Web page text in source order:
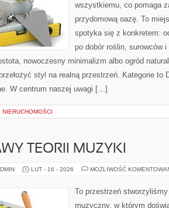
wszystkiemu, co pomaga
przydomową oazę. To
spotyka się z konkretem:
po dobór roślin, surowców
nowoczesny minimalizm albo ogród
styl na realną przestrzeń. Kategorie to
W centrum naszej uwagi […]
NIERUCHOMOŚCI
TEORII MUZYKI
LUT - 16 - 2026 MOŻLIWOŚĆ
To przestrzeń
muzyczny, w którym